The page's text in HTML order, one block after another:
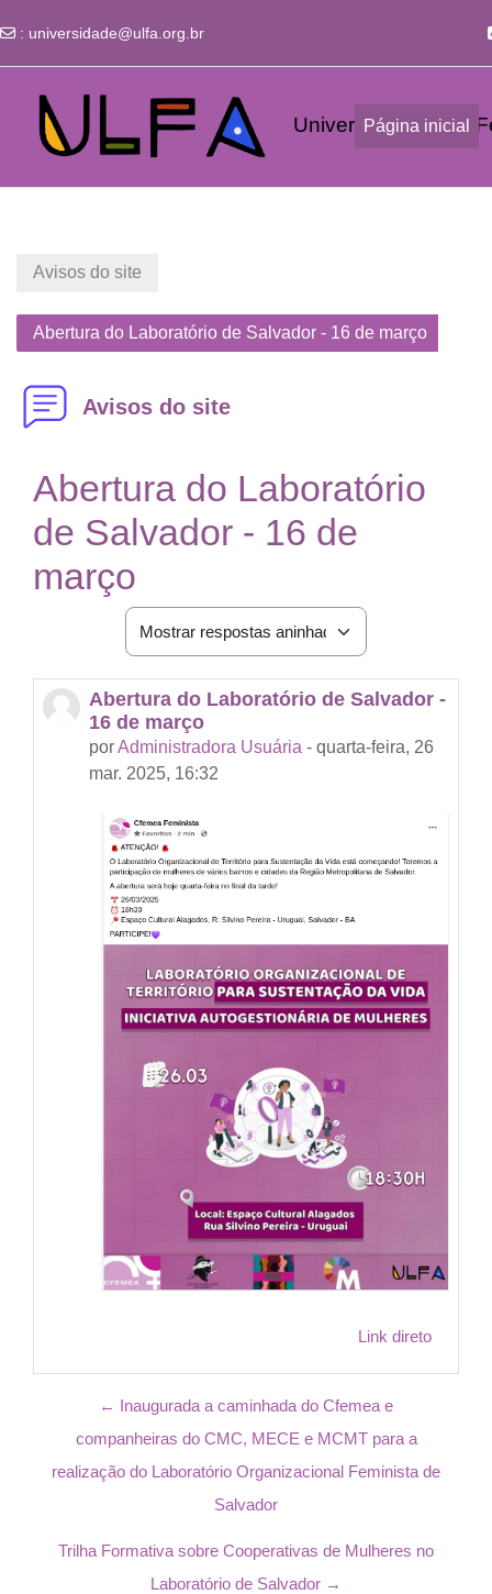
: universidade@ulfa.org.br
Universidade Livre
Página inicial
Avisos do site
Abertura do Laboratório de Salvador - 16 de março
Avisos do site
Abertura do Laboratório
de Salvador - 16 de
março
Modo de visualização
Abertura do Laboratório de Salvador -
16 de março
porAdministradora Usuária - quarta-feira, 26
mar. 2025, 16:32
Número de respostas: 0
Link direto
← Inaugurada a caminhada do Cfemea e
companheiras do CMC, MECE e MCMT para a
realização do Laboratório Organizacional Feminista de
Salvador
Trilha Formativa sobre Cooperativas de Mulheres no
Laboratório de Salvador →